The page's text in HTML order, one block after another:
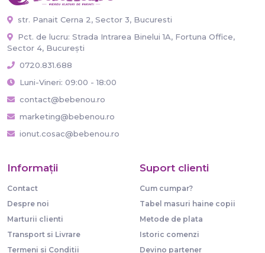
str. Panait Cerna 2, Sector 3, Bucuresti
Pct. de lucru: Strada Intrarea Binelui 1A, Fortuna Office,
Sector 4, București
0720.831.688
Luni-Vineri: 09:00 - 18:00
contact@bebenou.ro
marketing@bebenou.ro
ionut.cosac@bebenou.ro
Informaţii
Contact
Despre noi
Marturii clienti
Transport si Livrare
Termeni si Conditii
Suport clienti
Cum cumpar?
Tabel masuri haine copii
Metode de plata
Istoric comenzi
Devino partener